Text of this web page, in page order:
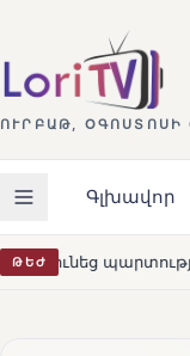
ՈՒՐԲԱԹ, ՕԳՈՍՏՈՍԻ
Գլխավոր
ԹԵԺՄարթա Կոս.